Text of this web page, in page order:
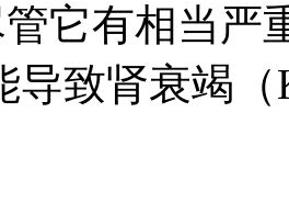
它有相当严
导致肾衰竭（